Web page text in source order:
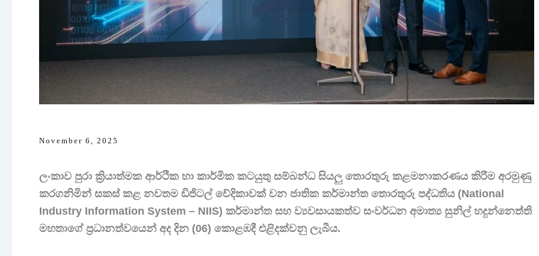
November 6, 2025
ලංකාව පුරා ක්‍රියාත්මක ආර්ථික හා කාර්මික කටයුතු සම්බන්ධ සියලු තොරතුරු කළමනාකරණය කිරීම අරමුණු
කරගනිමින් සකස් කළ නවතම ඩිජිටල් වේදිකාවක් වන ජාතික කර්මාන්ත තොරතුරු පද්ධතිය (National
Industry Information System – NIIS) කර්මාන්ත සහ ව්‍යවසායකත්ව සංවර්ධන අමාත්‍ය සුනිල් හදුන්නෙත්ති
මහතාගේ ප්‍රධානත්වයෙන් අද දින (06) කොළඹදී එළිදක්වනු ලැබීය.